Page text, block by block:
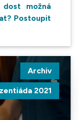
možná
Postoupit
Archiv
2021